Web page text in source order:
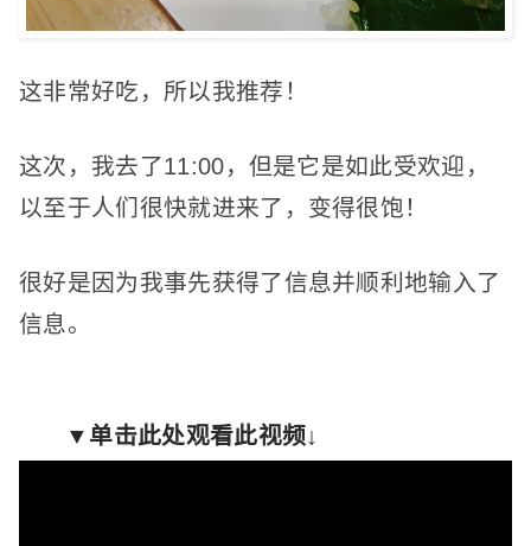
这非常好吃，所以我推荐！
这次，我去了11:00，但是它是如此受欢迎，
以至于人们很快就进来了，变得很饱！
很好是因为我事先获得了信息并顺利地输入了
信息。
▼单击此处观看此视频↓